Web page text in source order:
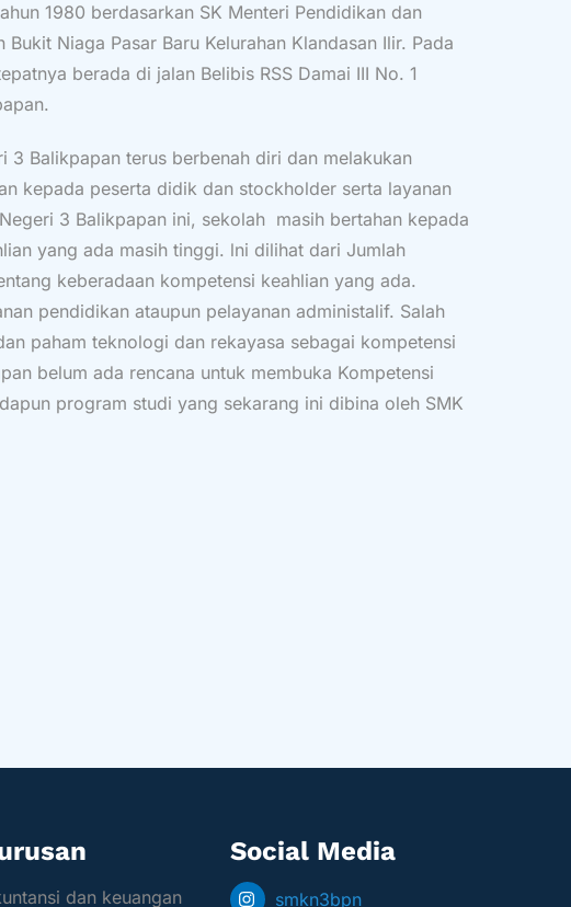
1980 berdasarkan SK Menteri Pendidikan dan
Niaga Pasar Baru Kelurahan Klandasan Ilir. Pada
berada di jalan Belibis RSS Damai III No. 1
3 Balikpapan terus berbenah diri dan melakukan
kepada peserta didik dan stockholder serta layanan
3 Balikpapan ini, sekolah masih bertahan kepada
yang ada masih tinggi. lni dilihat dari Jumlah
keberadaan kompetensi keahlian yang ada.
pendidikan ataupun pelayanan administalif. Salah
paham teknologi dan rekayasa sebagai kompetensi
belum ada rencana untuk membuka Kompetensi
program studi yang sekarang ini dibina oleh SMK
dan keuangan
Social Media
smkn3bpn